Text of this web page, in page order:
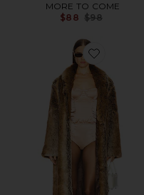
MORE TO COME
$88 Previous price:
$98
Favorite